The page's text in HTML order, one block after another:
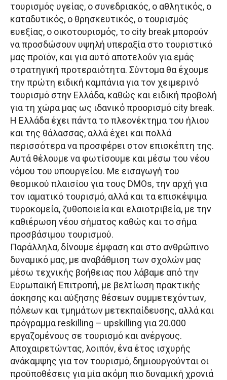
τουρισμός υγείας, ο συνεδριακός, ο αθλητικός, ο
καταδυτικός, ο θρησκευτικός, ο τουρισμός
ευεξίας, ο οικοτουρισμός, το city break μπορούν
να προσδώσουν υψηλή υπεραξία στο τουριστικό
μας προϊόν, και για αυτό αποτελούν για εμάς
στρατηγική προτεραιότητα. Σύντομα θα έχουμε
την πρώτη ειδική καμπάνια για τον χειμερινό
τουρισμό στην Ελλάδα, καθώς και ειδική προβολή
για τη χώρα μας ως ιδανικό προορισμό city break.
Η Ελλάδα έχει πάντα το πλεονέκτημα του ήλιου
και της θάλασσας, αλλά έχει και πολλά
περισσότερα να προσφέρει στον επισκέπτη της.
Αυτά θέλουμε να φωτίσουμε και μέσω του νέου
νόμου του υπουργείου. Με εισαγωγή του
θεσμικού πλαισίου για τους DMOs, την αρχή για
τον ιαματικό τουρισμό, αλλά και τα επισκέψιμα
τυροκομεία, ζυθοποιεία και ελαιοτριβεία, με την
καθιέρωση νέου σήματος καθώς και το σήμα
προσβάσιμου τουρισμού.
Παράλληλα, δίνουμε έμφαση και στο ανθρώπινο
δυναμικό μας, με αναβάθμιση των σχολών μας
μέσω τεχνικής βοήθειας που λάβαμε από την
Ευρωπαϊκή Επιτροπή, με βελτίωση πρακτικής
άσκησης και αύξησης θέσεων συμμετεχόντων,
πόλεων και τμημάτων μετεκπαίδευσης, αλλά και
πρόγραμμα reskilling – upskilling για 20.000
εργαζομένους σε τουρισμό και ανέργους.
Αποχαιρετώντας, λοιπόν, ένα έτος ισχυρής
ανάκαμψης για τον τουρισμό, δημιουργούνται οι
προϋποθέσεις για μία ακόμη πιο δυναμική χρονιά